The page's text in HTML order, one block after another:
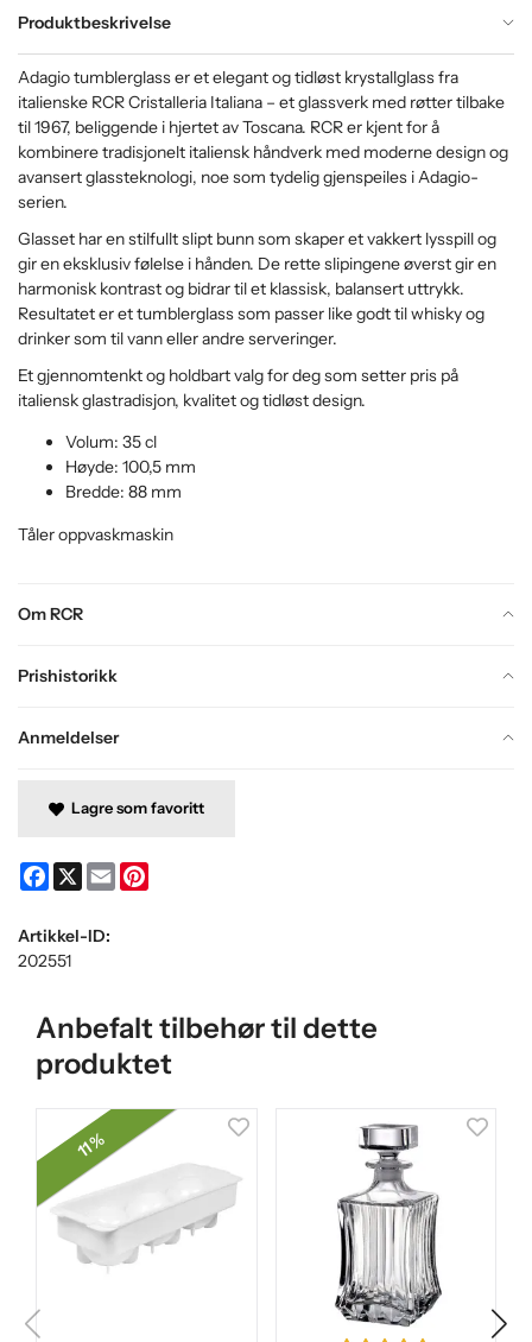
Produktbeskrivelse
Om RCR
Prishistorikk
Anmeldelser
Adagio tumblerglass er et elegant og tidløst krystallglass fra
italienske RCR Cristalleria Italiana – et glassverk med røtter tilbake
til 1967, beliggende i hjertet av Toscana. RCR er kjent for å
kombinere tradisjonelt italiensk håndverk med moderne design og
avansert glassteknologi, noe som tydelig gjenspeiles i Adagio-
serien.
Glasset har en stilfullt slipt bunn som skaper et vakkert lysspill og
gir en eksklusiv følelse i hånden. De rette slipingene øverst gir en
harmonisk kontrast og bidrar til et klassisk, balansert uttrykk.
Resultatet er et tumblerglass som passer like godt til whisky og
drinker som til vann eller andre serveringer.
Et gjennomtenkt og holdbart valg for deg som setter pris på
italiensk glastradisjon, kvalitet og tidløst design.
Volum: 35 cl
Høyde: 100,5 mm
Bredde: 88 mm
Tåler oppvaskmaskin
Lagre som favoritt
Facebook
X Email
Artikkel-ID:
202551
Anbefalt tilbehør til dette
produktet
11 %